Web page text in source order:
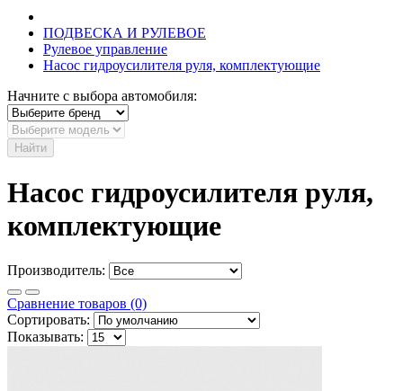
ПОДВЕСКА И РУЛЕВОЕ
Рулевое управление
Насос гидроусилителя руля, комплектующие
Начните с выбора автомобиля:
Найти
Насос гидроусилителя руля,
комплектующие
Производитель:
Сравнение товаров (0)
Сортировать:
Показывать: